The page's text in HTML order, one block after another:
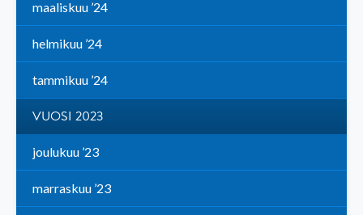
maaliskuu ’24
helmikuu ’24
tammikuu ’24
VUOSI 2023
joulukuu ’23
marraskuu ’23